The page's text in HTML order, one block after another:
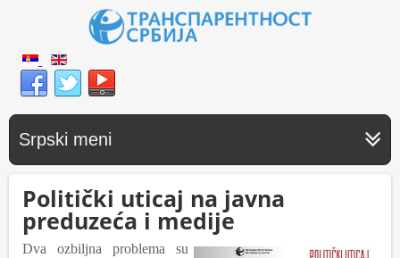
Srpski meni
Politički uticaj na javna
preduzeća i medije
Dva ozbiljna problema su